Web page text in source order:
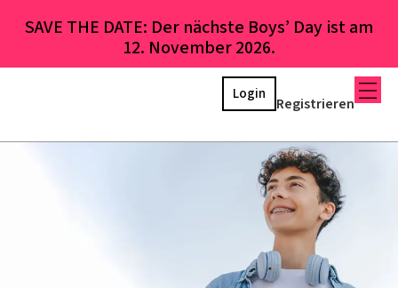
SAVE THE DATE: Der nächste Boys’ Day ist am
12. November 2026.
Registrieren
Login